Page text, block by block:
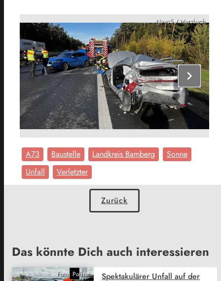
News5 / Merzbach
chevron_right
A73 Baustelle Landkreis Bamberg
Sonne
Unfall
Verletzter
Zurück
Das könnte Dich auch interessieren
Foto: Polizei
Spektakulärer Unfall auf der